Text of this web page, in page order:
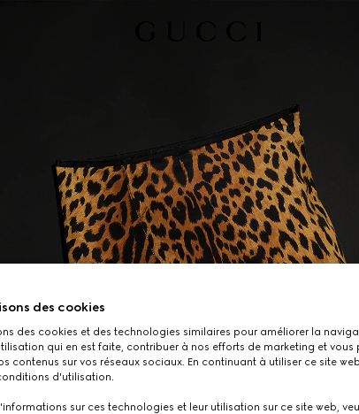
des cookies
des cookies et des technologies similaires pour améliorer la
qui en est faite, contribuer à nos efforts de marketing et vous
contenus sur vos réseaux sociaux. En continuant à utiliser ce site
d'utilisation.
sur ces technologies et leur utilisation sur ce site web,